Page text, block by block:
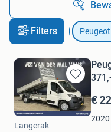
Filters
Auto's Peugeot
Bewaren
in
Mijn
Favorieten
€
2020
Van der Wal Vans
Langerak